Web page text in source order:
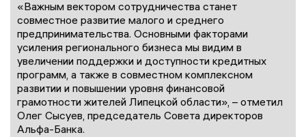
«Важным вектором сотрудничества станет
совместное развитие малого и среднего
предпринимательства. Основными факторами
усиления регионального бизнеса мы видим в
увеличении поддержки и доступности кредитных
программ, а также в совместном комплексном
развитии и повышении уровня финансовой
грамотности жителей Липецкой области», – отметил
Олег Сысуев, председатель Совета директоров
Альфа-Банка.